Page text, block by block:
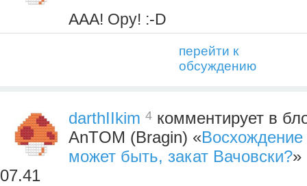
ААА! Ору! :-D
перейти к
обсуждению
darthIIkim 4 комментирует в
AnTOM (Bragin) «
может быть, закат Вачовски?»
07.41